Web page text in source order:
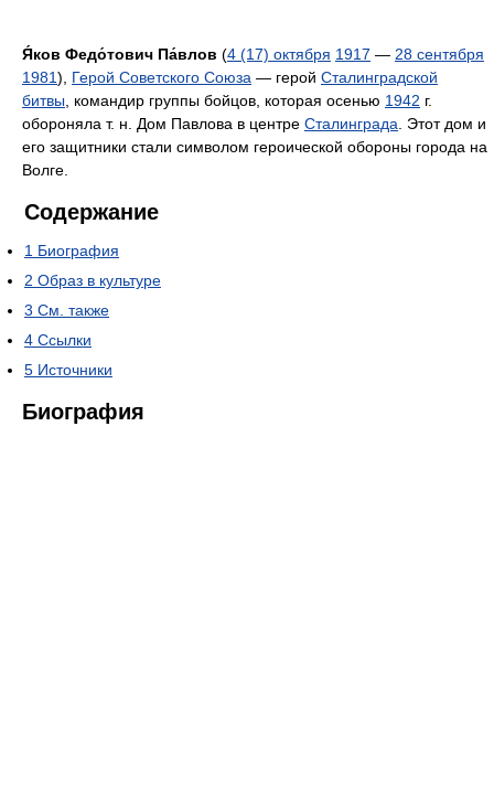
Я́ков Федо́тович Па́влов (4 (17) октября 1917 — 28 сентября
1981), Герой Советского Союза — герой Сталинградской
битвы , командир группы бойцов, которая осенью 1942 г.
обороняла т. н. Дом Павлова в центре Сталинграда . Этот дом и
его защитники стали символом героической обороны города на
Волге.
Содержание
1 Биография
2 Образ в культуре
3 См. также
4 Ссылки
5 Источники
Биография